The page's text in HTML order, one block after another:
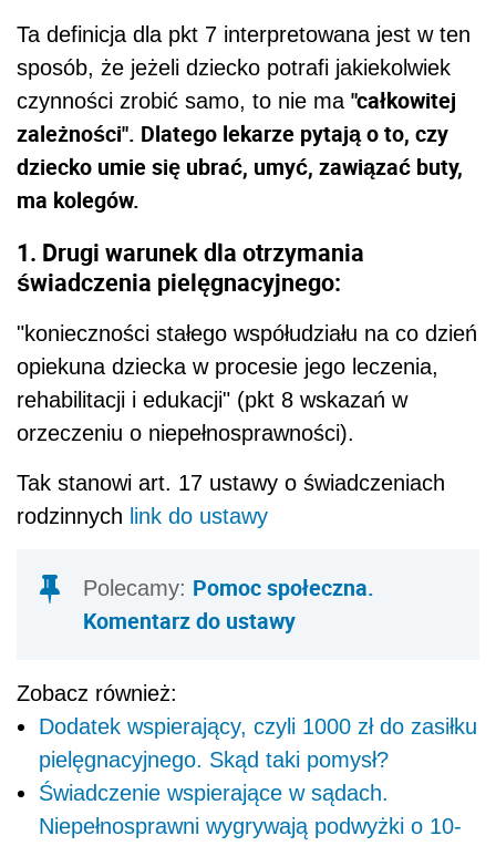
Ta definicja dla pkt 7 interpretowana jest w ten
sposób, że jeżeli dziecko potrafi jakiekolwiek
czynności zrobić samo, to nie ma "całkowitej
zależności". Dlatego lekarze pytają o to, czy
dziecko umie się ubrać, umyć, zawiązać buty,
ma kolegów.
1. Drugi warunek dla otrzymania
świadczenia pielęgnacyjnego:
"konieczności stałego współudziału na co dzień
opiekuna dziecka w procesie jego leczenia,
rehabilitacji i edukacji" (pkt 8 wskazań w
orzeczeniu o niepełnosprawności).
Tak stanowi art. 17 ustawy o świadczeniach
rodzinnych link do ustawy
Polecamy: Pomoc społeczna.
Komentarz do ustawy
Zobacz również:
Dodatek wspierający, czyli 1000 zł do zasiłku
pielęgnacyjnego. Skąd taki pomysł?
Świadczenie wspierające w sądach.
Niepełnosprawni wygrywają podwyżki o 10-